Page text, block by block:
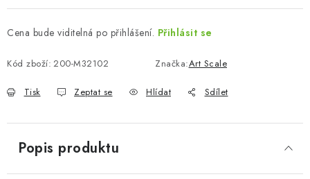
Cena bude viditelná po přihlášení. Přihlásit se
Kód zboží: 200-M32102 Značka:Art Scale
Tisk Zeptat se Hlídat Sdílet
Popis produktu